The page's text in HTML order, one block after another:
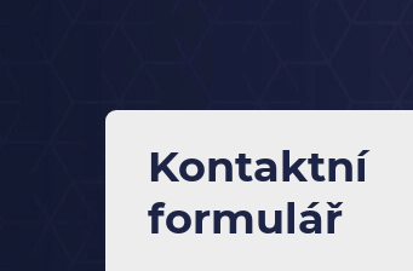
Kontaktní
formulář